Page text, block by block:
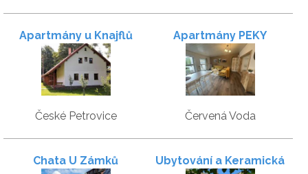
Apartmány u Knajflů
České Petrovice
Apartmány PEKY
Červená Voda
Chata U Zámků
Ubytování a Keramická